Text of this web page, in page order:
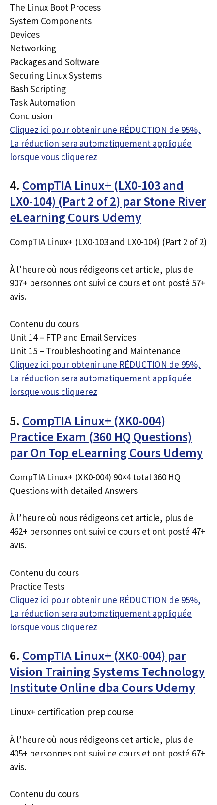
The Linux Boot Process
System Components
Devices
Networking
Packages and Software
Securing Linux Systems
Bash Scripting
Task Automation
Conclusion
Cliquez ici pour obtenir une RÉDUCTION de 95%,
La réduction sera automatiquement appliquée
lorsque vous cliquerez
4. CompTIA Linux+ (LX0-103 and
LX0-104) (Part 2 of 2) par Stone River
eLearning Cours Udemy
CompTIA Linux+ (LX0-103 and LX0-104) (Part 2 of 2)
À l’heure où nous rédigeons cet article, plus de
907+ personnes ont suivi ce cours et ont posté 57+
avis.
Contenu du cours
Unit 14 – FTP and Email Services
Unit 15 – Troubleshooting and Maintenance
Cliquez ici pour obtenir une RÉDUCTION de 95%,
La réduction sera automatiquement appliquée
lorsque vous cliquerez
5. CompTIA Linux+ (XK0-004)
Practice Exam (360 HQ Questions)
par On Top eLearning Cours Udemy
CompTIA Linux+ (XK0-004) 90×4 total 360 HQ
Questions with detailed Answers
À l’heure où nous rédigeons cet article, plus de
462+ personnes ont suivi ce cours et ont posté 47+
avis.
Contenu du cours
Practice Tests
Cliquez ici pour obtenir une RÉDUCTION de 95%,
La réduction sera automatiquement appliquée
lorsque vous cliquerez
6. CompTIA Linux+ (XK0-004) par
Vision Training Systems Technology
Institute Online dba Cours Udemy
Linux+ certification prep course
À l’heure où nous rédigeons cet article, plus de
405+ personnes ont suivi ce cours et ont posté 67+
avis.
Contenu du cours